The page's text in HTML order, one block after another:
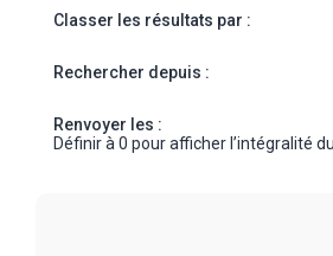
Classer les résultats par :
Rechercher depuis :
Renvoyer les :
Définir à 0 pour afficher l’intégralité